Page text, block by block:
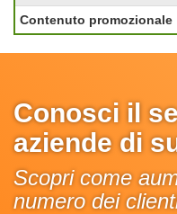
Contenuto promozionale
Conosci il
aziende di
Scopri come
numero dei